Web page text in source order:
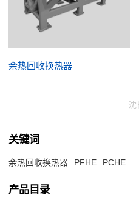
余热回收换热器
沈
关键词
余热回收换热器 PFHE PCHE
产品目录